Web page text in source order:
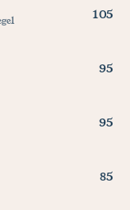
105
95
95
85